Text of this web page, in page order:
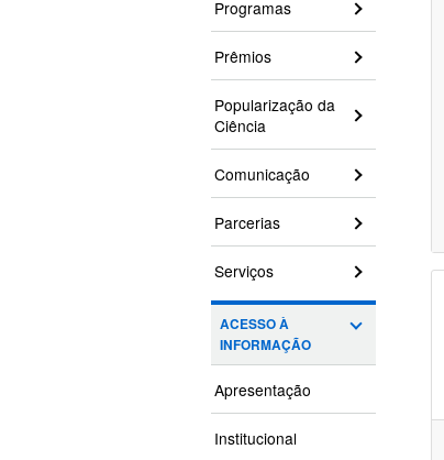
Programas
Prêmios
Popularização da
Ciência
Comunicação
Parcerias
Serviços
ACESSO À
INFORMAÇÃO
Apresentação
Institucional